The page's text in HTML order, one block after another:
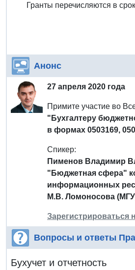
Гранты перечисляются в
Анонс
27 апреля 2020 года
Примите участие во
"Бухгалтеру
в формах 0503169,
Спикер:
Пименов Владимир
"Бюджетная сфера"
информационных
М.В. Ломоносова
Зарегистрироваться
Вопросы и ответы
Бухучет и отчетность